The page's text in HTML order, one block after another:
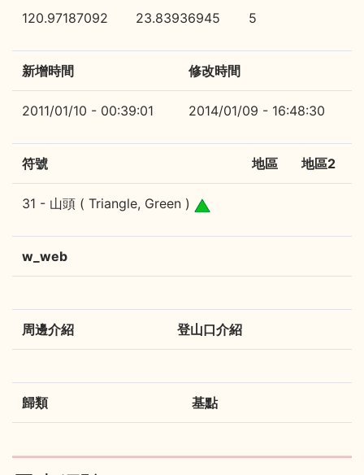
120.97187092 23.83936945 5
新增時間 修改時間
2011/01/10 - 00:39:01 2014/01/09 - 16:48:30
符號 地區 地區2
31 - 山頭 ( Triangle, Green )
w_web
周邊介紹 登山口介紹
歸類 基點